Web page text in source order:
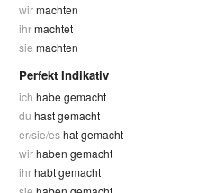
wirmachten
ihrmachtet
sie machten
Perfekt Indikativ
ich habe gemacht
du hast gemacht
er/sie/eshat gemacht
wirhaben gemacht
ihrhabt gemacht